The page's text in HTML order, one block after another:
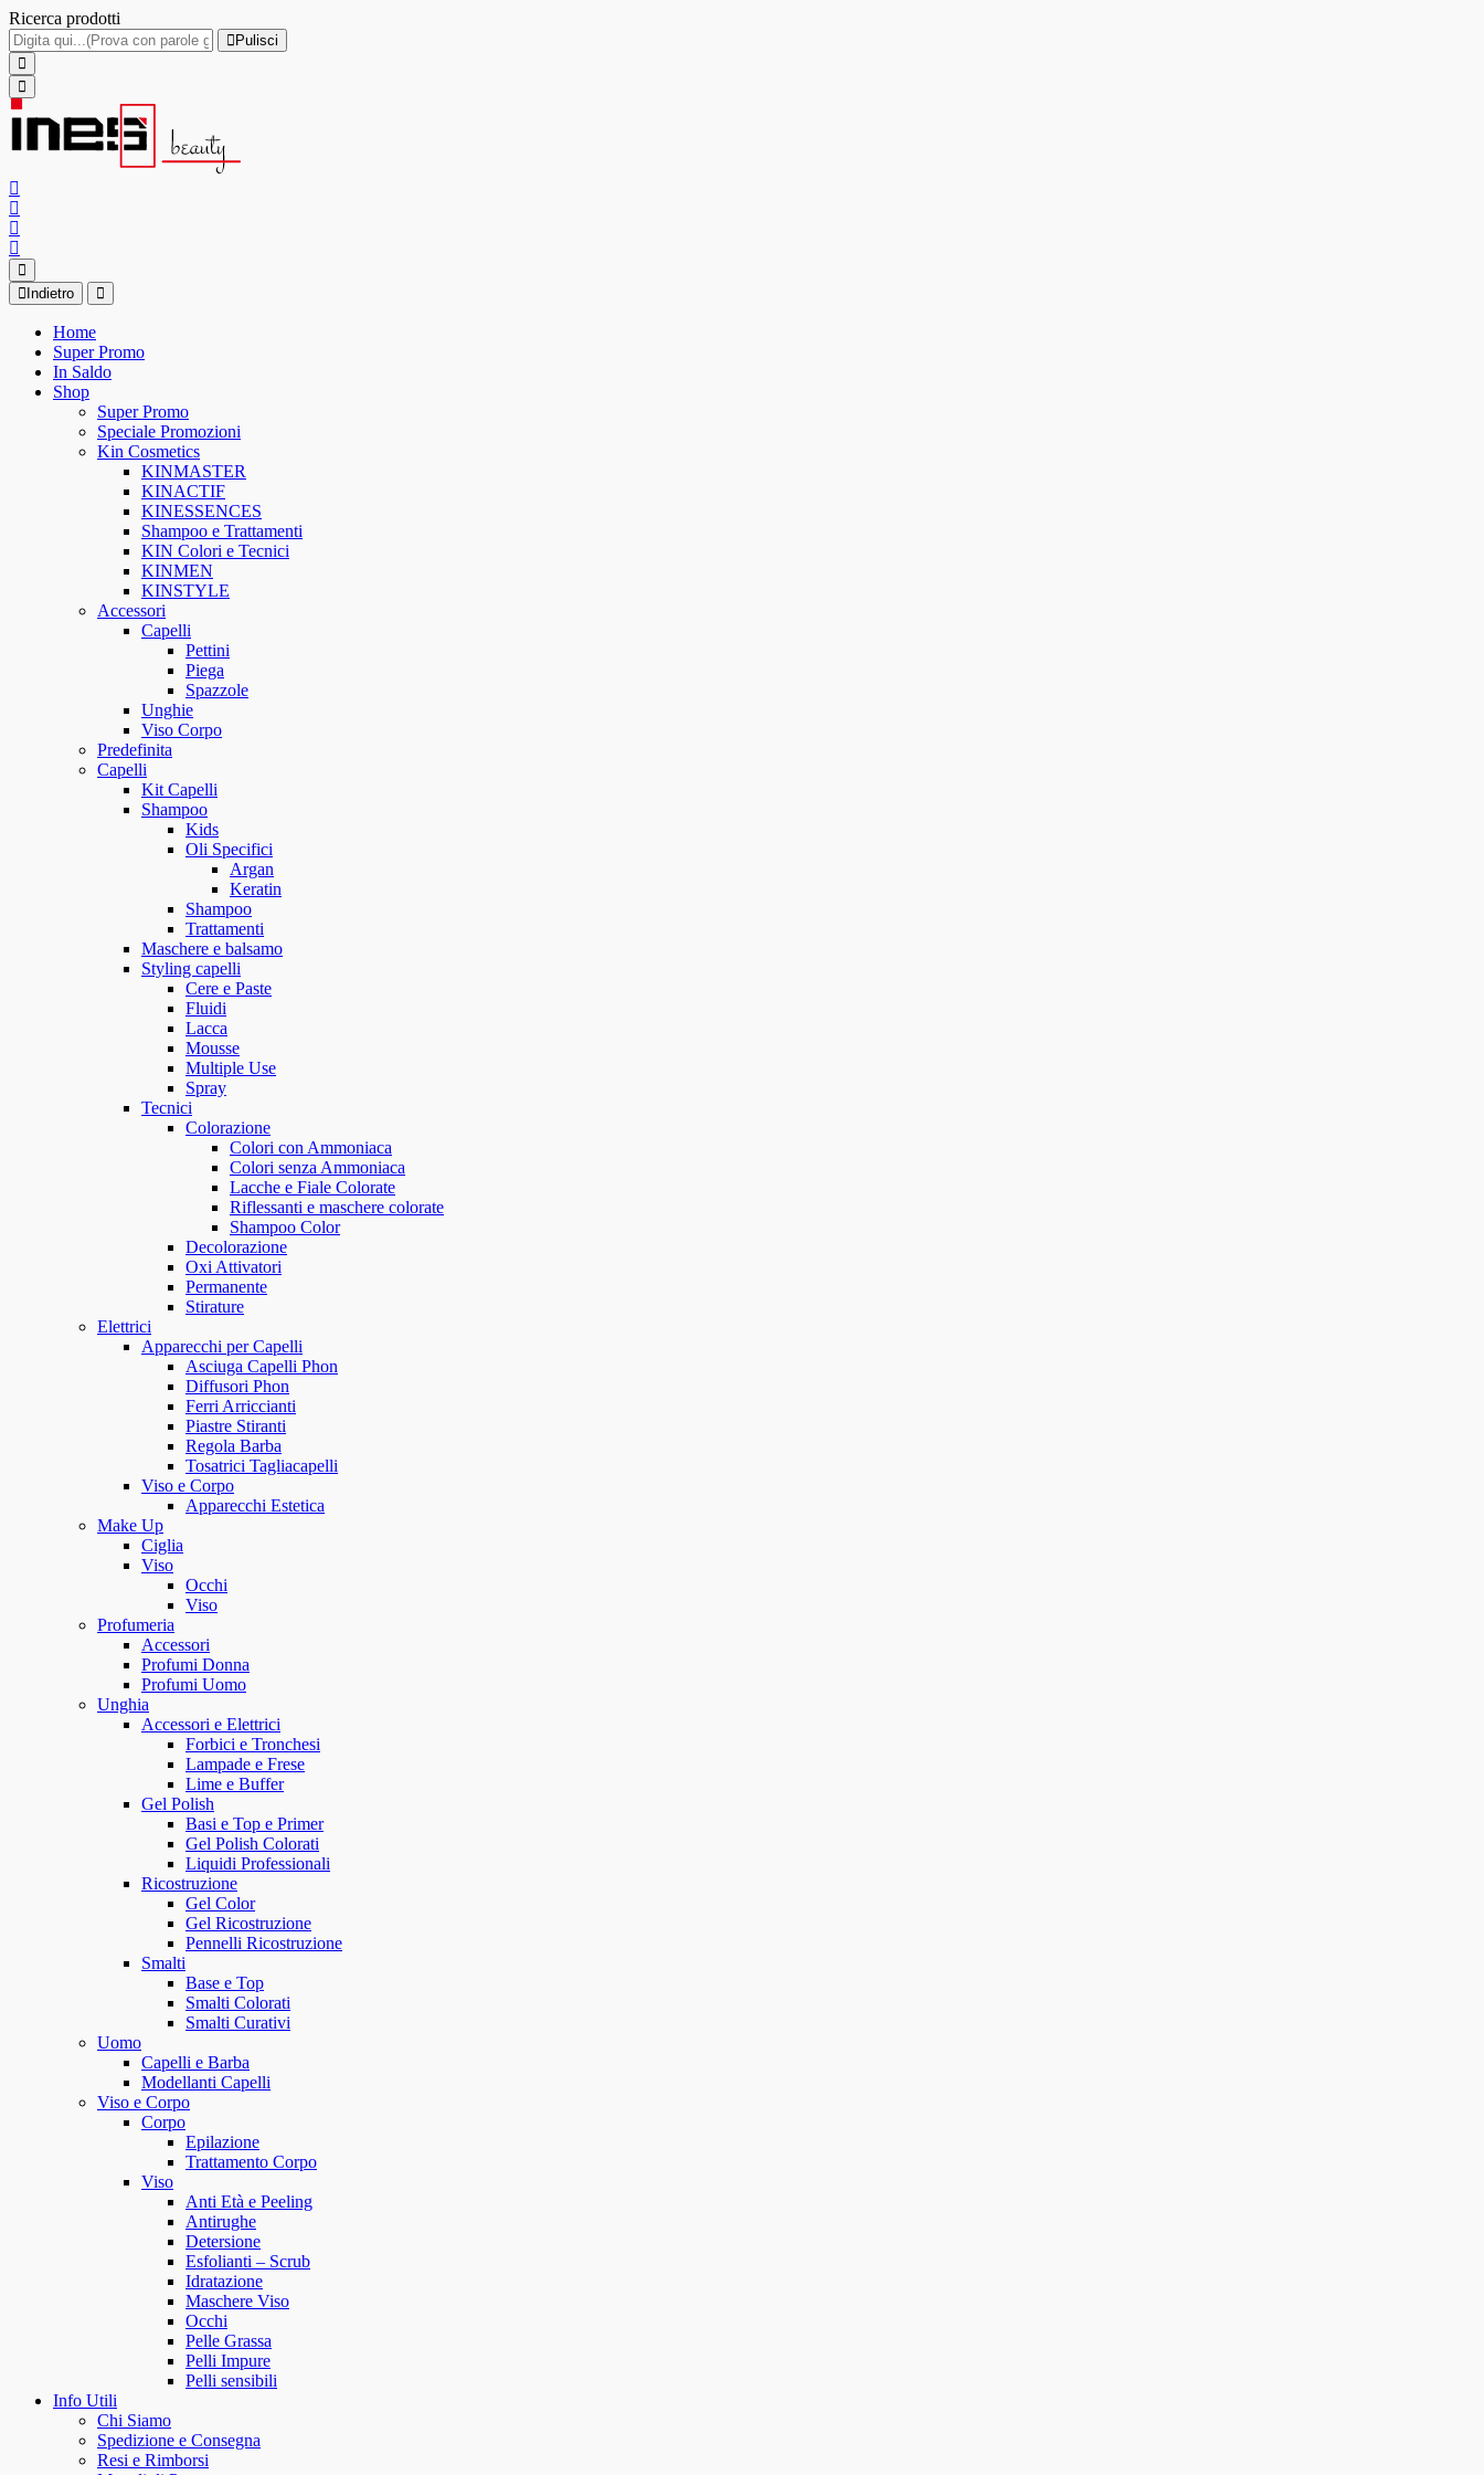
Ricerca prodotti
Pulisci
Indietro
Home
Super Promo
In Saldo
Shop
Super Promo
Speciale Promozioni
Kin Cosmetics
KINMASTER
KINACTIF
KINESSENCES
Shampoo e Trattamenti
KIN Colori e Tecnici
KINMEN
KINSTYLE
Accessori
Capelli
Pettini
Piega
Spazzole
Unghie
Viso Corpo
Predefinita
Capelli
Kit Capelli
Shampoo
Kids
Oli Specifici
Argan
Keratin
Shampoo
Trattamenti
Maschere e balsamo
Styling capelli
Cere e Paste
Fluidi
Lacca
Mousse
Multiple Use
Spray
Tecnici
Colorazione
Colori con Ammoniaca
Colori senza Ammoniaca
Lacche e Fiale Colorate
Riflessanti e maschere colorate
Shampoo Color
Decolorazione
Oxi Attivatori
Permanente
Stirature
Elettrici
Apparecchi per Capelli
Asciuga Capelli Phon
Diffusori Phon
Ferri Arriccianti
Piastre Stiranti
Regola Barba
Tosatrici Tagliacapelli
Viso e Corpo
Apparecchi Estetica
Make Up
Ciglia
Viso
Occhi
Viso
Profumeria
Accessori
Profumi Donna
Profumi Uomo
Unghia
Accessori e Elettrici
Forbici e Tronchesi
Lampade e Frese
Lime e Buffer
Gel Polish
Basi e Top e Primer
Gel Polish Colorati
Liquidi Professionali
Ricostruzione
Gel Color
Gel Ricostruzione
Pennelli Ricostruzione
Smalti
Base e Top
Smalti Colorati
Smalti Curativi
Uomo
Capelli e Barba
Modellanti Capelli
Viso e Corpo
Corpo
Epilazione
Trattamento Corpo
Viso
Anti Età e Peeling
Antirughe
Detersione
Esfolianti – Scrub
Idratazione
Maschere Viso
Occhi
Pelle Grassa
Pelli Impure
Pelli sensibili
Info Utili
Chi Siamo
Spedizione e Consegna
Resi e Rimborsi